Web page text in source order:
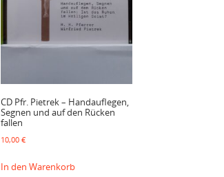
CD Pfr. Pietrek – Handauflegen,
Segnen und auf den Rücken
fallen
10,00€
In den Warenkorb